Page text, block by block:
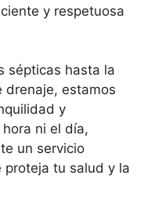
y respetuosa
sépticas hasta la
drenaje, estamos
y
ni el día,
un servicio
tu salud y la